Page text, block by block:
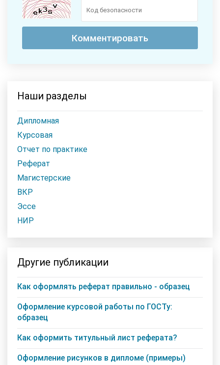
Наши разделы
Дипломная
Курсовая
Отчет по практике
Реферат
Магистерские
ВКР
Эссе
НИР
Другие публикации
Как оформлять реферат правильно - образец
Оформление курсовой работы по ГОСТу:
образец
Как оформить титульный лист реферата?
Оформление рисунков в дипломе (примеры)